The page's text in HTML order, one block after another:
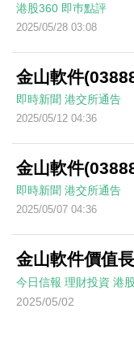
港股360 即巿點評
2025/05/28 03:08
金山軟件
即時新聞 港交所通告
2025/05/12 04:36
金山軟件
即時新聞 港交所通告
2025/05/07 04:36
金山軟件價值
今日信報 理財投資 港
2025/05/02